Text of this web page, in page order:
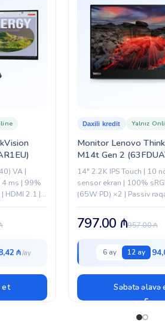
VA |
4 ms | 99%
HDMI 2.1 |
₼
et
Monitor Lenovo
M14t Gen 2
Daxili kredit Yalnız
14" 2.2K IPS Touch | 10
sensor ekran | 100%
(65W PD) ×2 | Passiv
957.00₼
797.00 ₼
6 ay 12 ay
Səbətə əlavə